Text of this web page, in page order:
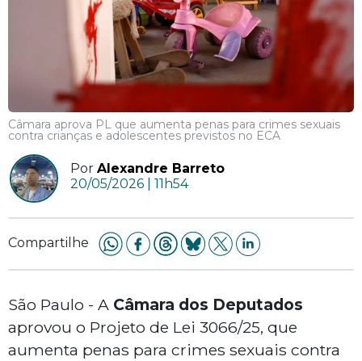
Câmara aprova PL que aumenta penas para crimes sexuais
contra crianças e adolescentes previstos no ECA
Por Alexandre Barreto
20/05/2026 | 11h54
Compartilhe
São Paulo - A Câmara dos Deputados
aprovou o Projeto de Lei 3066/25, que
aumenta penas para crimes sexuais contra